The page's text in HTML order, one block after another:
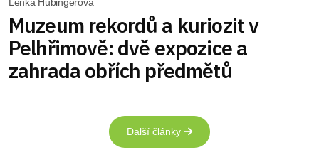
Lenka Hubingerová
Muzeum rekordů a kuriozit v
Pelhřimově: dvě expozice a
zahrada obřích předmětů
Další články